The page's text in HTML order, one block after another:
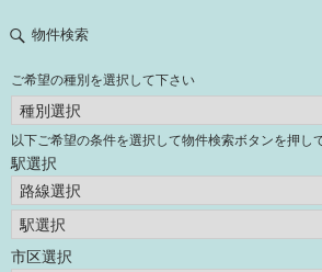
物件検索
ご希望の種別を選択して下さい
以下ご希望の条件を選択して物件検索ボタンを押し
駅選択
市区選択